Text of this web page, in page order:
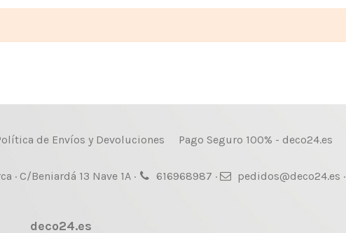
de Envíos y Devoluciones Pago Seguro 100% - deco24.es
· C/Beniardá 13 Nave 1A · 616968987 · pedidos@deco24.es ·
deco24.es